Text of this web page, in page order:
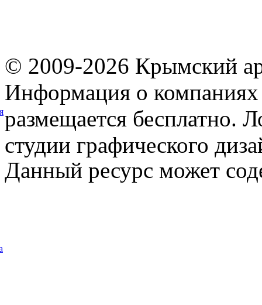
© 2009-2026 Крымский
Информация о компаниях
размещается бесплатно.
студии графического
Данный ресурс может